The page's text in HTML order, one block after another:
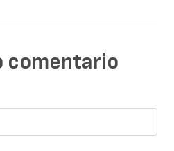
comentario